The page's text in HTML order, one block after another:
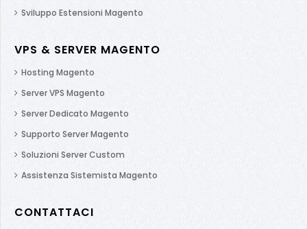
Sviluppo Estensioni Magento
VPS & SERVER MAGENTO
Hosting Magento
Server VPS Magento
Server Dedicato Magento
Supporto Server Magento
Soluzioni Server Custom
Assistenza Sistemista Magento
CONTATTACI